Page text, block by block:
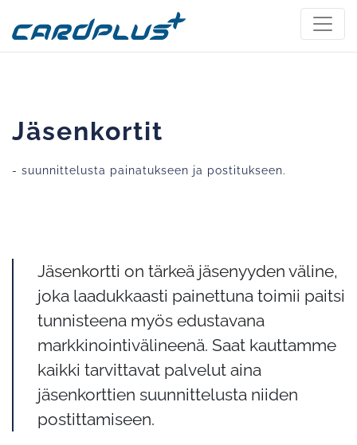
Jäsenkortit
- suunnittelusta painatukseen ja postitukseen.
Jäsenkortti on tärkeä jäsenyyden väline,
joka laadukkaasti painettuna toimii paitsi
tunnisteena myös edustavana
markkinointivälineenä. Saat kauttamme
kaikki tarvittavat palvelut aina
jäsenkorttien suunnittelusta niiden
postittamiseen.